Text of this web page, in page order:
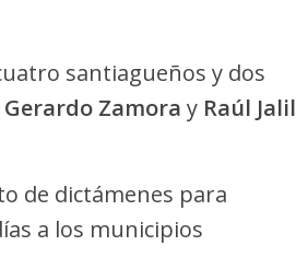
santiagueños y dos
Gerardo Zamora y Raúl Jalil
de dictámenes para
a los municipios